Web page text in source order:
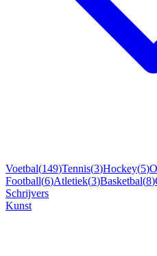
Voetbal(149)Tennis(3)Hockey(5)
Football(6)Atletiek(3)Basketbal(8)
Schrijvers
Kunst